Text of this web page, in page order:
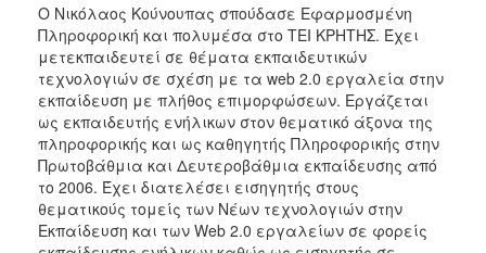
Ο Νικόλαος Κούνουπας σπούδασε Εφαρμοσμένη
Πληροφορική και πολυμέσα στο ΤΕΙ ΚΡΗΤΗΣ. Έχει
μετεκπαιδευτεί σε θέματα εκπαιδευτικών
τεχνολογιών σε σχέση με τα web 2.0 εργαλεία στην
εκπαίδευση με πλήθος επιμορφώσεων. Εργάζεται
ως εκπαιδευτής ενήλικων στον θεματικό άξονα της
πληροφορικής και ως καθηγητής Πληροφορικής στην
Πρωτοβάθμια και Δευτεροβάθμια εκπαίδευσης από
το 2006. Έχει διατελέσει εισηγητής στους
θεματικούς τομείς των Νέων τεχνολογιών στην
Εκπαίδευση και των Web 2.0 εργαλείων σε φορείς